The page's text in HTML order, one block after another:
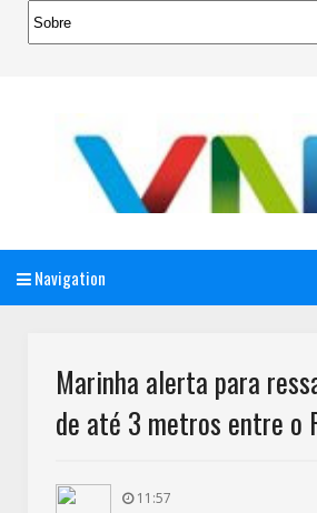
Navigation
Marinha alerta para
de até 3 metros entre o
11:57